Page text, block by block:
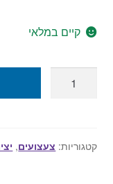
קיים במלאי
אופנתי
קטגוריות: צעצועים,